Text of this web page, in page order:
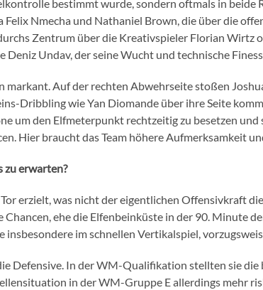
bestimmt wurde, sondern oftmals in beide
Nmecha und Nathaniel Brown, die über die
Zentrum über die Kreativspieler Florian Wirtz
Undav, der seine Wucht und technische
markant. Auf der rechten Abwehrseite stoßen
Dribbling wie Yan Diomande über ihre Seite
um den Elfmeterpunkt rechtzeitig zu besetzen
Hier braucht das Team höhere Aufmerksamkeit
zu erwarten?
erzielt, was nicht der eigentlichen Offensivkraft
ehe die Elfenbeinküste in der 90. Minute
insbesondere im schnellen Vertikalspiel,
Defensive. In der WM-Qualifikation stellten sie
in der WM-Gruppe E allerdings mehr